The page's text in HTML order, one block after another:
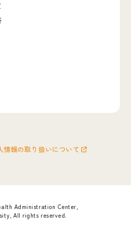
情報の取り扱いについて
Administration Center,
All rights reserved.